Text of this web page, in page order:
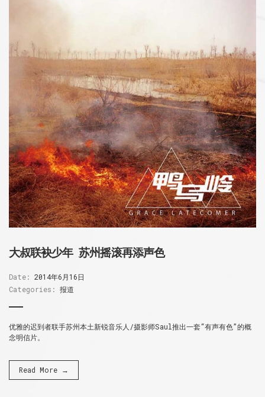
大叔联袂少年 苏州摇滚再添声色
Date: 2014年6月16日
Categories: 报道
优雅的迟到者联手苏州本土新锐音乐人/摄影师Saul推出一套“有声有色”的概
念明信片。
Read More →